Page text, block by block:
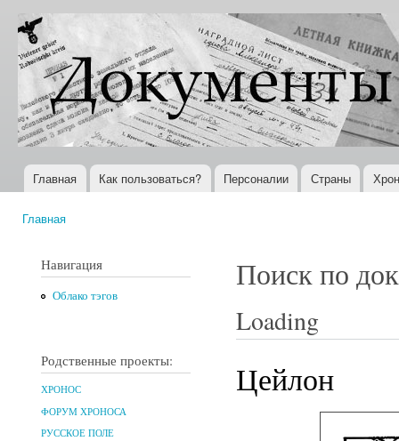
Документы
XX века
Всемирная
история в
Интернете
Главное меню
Главная Как пользоваться? Персоналии Страны
Главная
Навигация
Облако тэгов
Родственные проекты:
ХРОНОС
ФОРУМ ХРОНОСА
РУССКОЕ ПОЛЕ
Поиск по
Loading
Цейлон